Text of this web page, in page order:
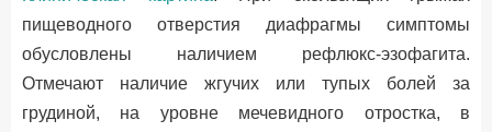
пищеводного отверстия диафрагмы симптомы
обусловлены наличием рефлюкс-эзофагита.
Отмечают наличие жгучих или тупых болей за
грудиной, на уровне мечевидного отростка, в